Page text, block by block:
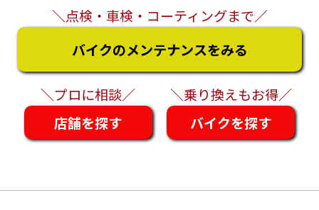
＼点検・車検・コーティングまで／
バイクのメンテナンスをみる
＼プロに相談／
＼乗り換えもお得／
店舗を探す
バイクを探す